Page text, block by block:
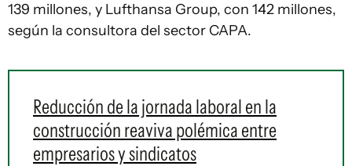
139 millones, y Lufthansa Group, con 142 millones,
según la consultora del sector CAPA.
Reducción de la jornada laboral en la
construcción reaviva polémica entre
empresarios y sindicatos